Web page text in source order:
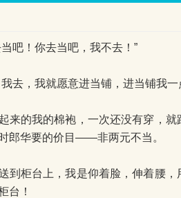
！你去当吧，我不去！”
，我就愿意进当铺，进当铺我一
的我的棉袍，一次还没有穿，就
郎华要的价目——非两元不当。
柜台上，我是仰着脸，伸着腰，
台！